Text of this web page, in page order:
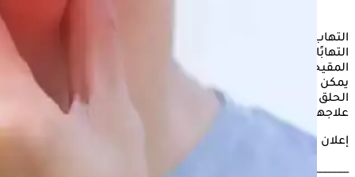
التهاب الحلق العقدي هو عدوى بكتيرية تصيب الحلق وتسبب
التهابًا شديدًا، وينتج عن بكتيريا تسمى "المكورات العقدية
المقيحة". يُعد
العقدي أكثر شيوعًا بين الأطفال، لكنه
يمكن أن يصيب البالغين أيضًا. تسبِّب العدوى ألمًا شديدًا في
الحلق وصعوبة في البلع، وقد تؤدي إلى مضاعفات خطيرة إذا لم يتم
علاجها بشكل مناسب.
إعلان
________________________________________